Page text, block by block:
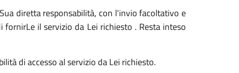
diretta responsabilità, con l'invio facoltativo e
il servizio da Lei richiesto . Resta inteso
di accesso al servizio da Lei richiesto.